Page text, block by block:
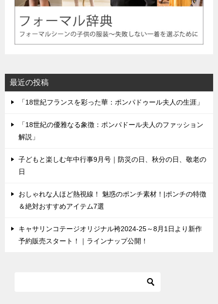
最近の投稿
「18世紀フランスを彩った華：ポンパドゥール夫人の生涯」
「18世紀の優雅なる象徴：ポンパドール夫人のファッション
解説」
子どもと楽しむ年中行事9月号｜防災の日、秋分の日、敬老の
日
おしゃれな人ほど熱視線！ 魅惑のポンチ素材！|ポンチの特徴
＆絶対おすすめアイテム7選
キャサリンコテージオリジナル袴2024-25～8月1日より新作
予約販売スタート！｜ラインナップ公開！